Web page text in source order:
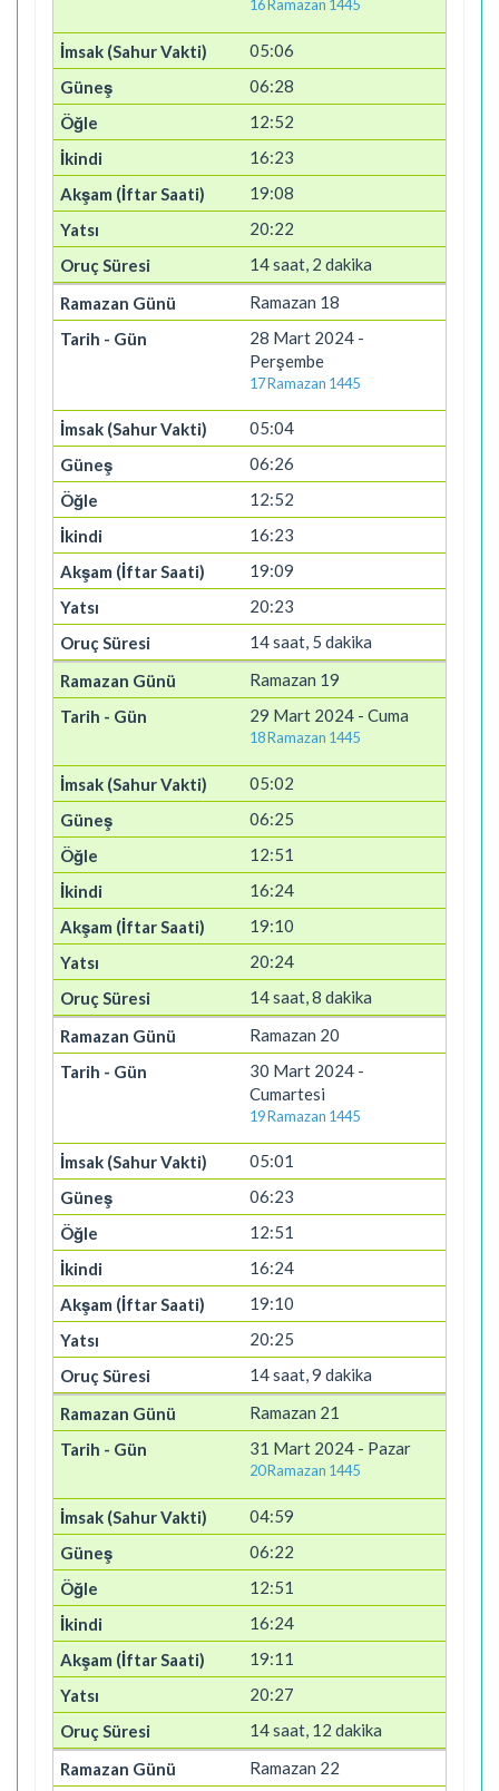
16 Ramazan 1445
05:06
06:28
12:52
16:23
19:08
20:22
14 saat, 2 dakika
Ramazan 18
28 Mart 2024 -
Perşembe
17 Ramazan 1445
05:04
06:26
12:52
16:23
19:09
20:23
14 saat, 5 dakika
Ramazan 19
29 Mart 2024 - Cuma
18 Ramazan 1445
05:02
06:25
12:51
16:24
19:10
20:24
14 saat, 8 dakika
Ramazan 20
30 Mart 2024 -
Cumartesi
19 Ramazan 1445
05:01
06:23
12:51
16:24
19:10
20:25
14 saat, 9 dakika
Ramazan 21
31 Mart 2024 - Pazar
20 Ramazan 1445
04:59
06:22
12:51
16:24
19:11
20:27
14 saat, 12 dakika
Ramazan 22